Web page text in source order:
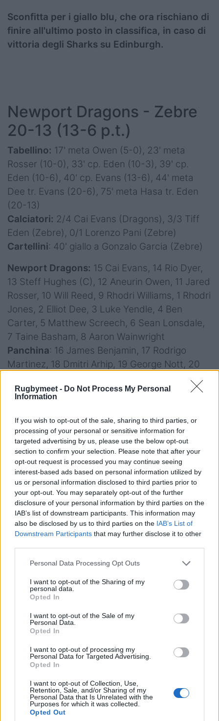
Rugbymeet - Do Not Process My Personal
Information
If you wish to opt-out of the sale, sharing to third parties, or
processing of your personal or sensitive information for
targeted advertising by us, please use the below opt-out
section to confirm your selection. Please note that after your
opt-out request is processed you may continue seeing
interest-based ads based on personal information utilized by
us or personal information disclosed to third parties prior to
your opt-out. You may separately opt-out of the further
disclosure of your personal information by third parties on the
IAB’s list of downstream participants. This information may
also be disclosed by us to third parties on the IAB’s List of
Downstream Participants that may further disclose it to other
Personal Data Processing Opt Outs
I want to opt-out of the Sharing of my
personal data.
Opted In
I want to opt-out of the Sale of my
Personal Data.
Opted In
I want to opt-out of processing my
Personal Data for Targeted Advertising.
Opted In
I want to opt-out of Collection, Use,
Retention, Sale, and/or Sharing of my
Personal Data that Is Unrelated with the
Purposes for which it was collected.
Opted Out
Sconfitta per i giallo blu, che ora rischiano di
finire all'ultimo posto in classifica, in caso di
vittoria degli Sharks su Edinburgh.
Newport Dragons - Zebre
20-13 (13-6 p.t.)
Tabellino: 17' meta Owen (5-0), 23' meta
Rosser (10-0), 33' cp. Eden (10-3), 39' cp.
Eden (10-6), 40' cp. Evans (13-6), 44' meta
Dee tr. Evans (20-6), 75' meta Hasa tr. Eden
(20-13)
Calciatori: 2/4 Cai Evans (Dragons), 3/3 Tiff
Eden (Zebre), 0/1 Lorenzo Pani (Zebre)
Cartellini: 40' giallo a Gonzalo Garcia (Zebre)
Newport Dragons: 15 Cai Evans, 14 Rio Dyer,
13 Steff Hughes (C), 12 Aneurin Owen, 11 Jared
Rosser, 10 Will Reed, 9 Rhodri Williams, 1 Rhodri
Jones, 2 Elliot Dee, 3 Luke Yendle, 4 Ben
Carter, 5 Matthew Screech, 6 Sean Lonsdale,
7 Taine Basham, 8 Aaron Wainwright
Panchina: 16 James Benjamin, 17 Rodrigo
Martinez, 18 Dmitri Arhip, 19 George Nott, 20
Dan Lydiate, 21 Harri Keddie, 22 Dane Blacker,
23 Joe Westwood
13 Franco Smith Jr, 12 Fetuli Paea, 11 Simone
Gesi, 10 Tiff Eden, 9 Gonzalo Garcia, 1 Danilo
Fischetti, 2 Giampietro Ribaldi, 3 Juan Pitinari,
4 Leonard Krumov, 5 Andrea Zambonin, 6
Davide Ruggeri, 7 Iacopo Bianchi, 8 Giovanni
Licata (CAPT)
Panchina : 16 Luca Bigi, 17 Muhamed Hasa, 18
Ion Neculai, 19 David Sisi, 20 Josh Kaifa, 21
Alessandro Fusco, 22 Jacopo Trulla, 23 Guido
Volpi
game)
AR 1:Adam Jones (WRU)
Williams (WRU)
TMO:Andrew McMenemy (SRU)